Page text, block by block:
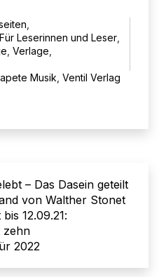
,
Für Leserinnen und Leser,
, Verlage,
Musik, Ventil Verlag
– Das Dasein geteilt
von Walther Stonet
12.09.21:
zehn
2022